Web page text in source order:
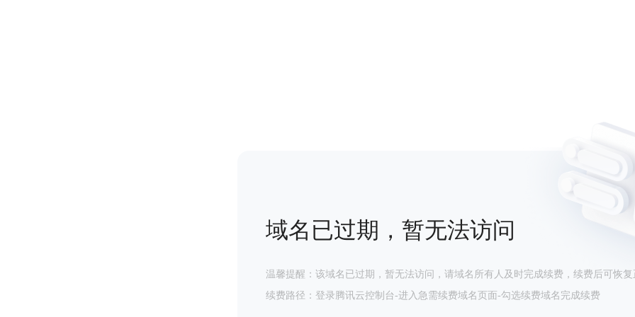
域名已过期，暂无法访问
温馨提醒：该域名已过期，暂无法访问，请域名所有人及时完成续费，续费后可恢复
续费路径：登录腾讯云控制台-进入急需续费域名页面-勾选续费域名完成续费